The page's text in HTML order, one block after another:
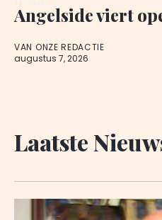
Angelside viert
VAN ONZE REDACTIE
augustus 7, 2026
Laatste